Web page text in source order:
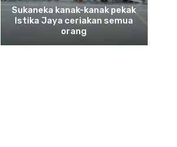
Sukaneka kanak-kanak pekak
Istika Jaya ceriakan semua
orang